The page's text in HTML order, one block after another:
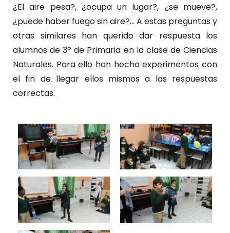
¿El aire pesa?, ¿ocupa un lugar?, ¿se mueve?,
¿puede haber fuego sin aire?… A estas preguntas y
otras similares han querido dar respuesta los
alumnos de 3º de Primaria en la clase de Ciencias
Naturales. Para ello han hecho experimentos con
el fin de llegar ellos mismos a las respuestas
correctas.